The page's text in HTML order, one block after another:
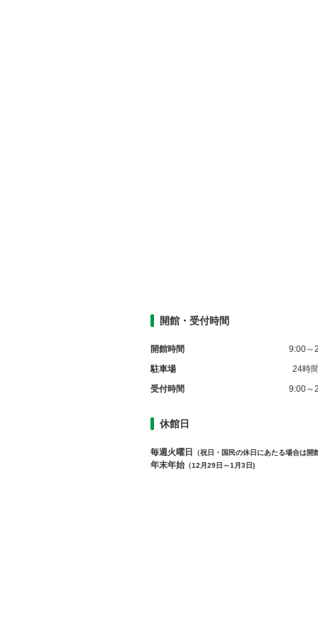
開館・受付時間
開館時間
9:00～
駐車場
24時
受付時間
9:00～
休館日
毎週火曜日 （祝日・国民の休日にあたる場合は開
年末年始 （12月29日～1月3日)